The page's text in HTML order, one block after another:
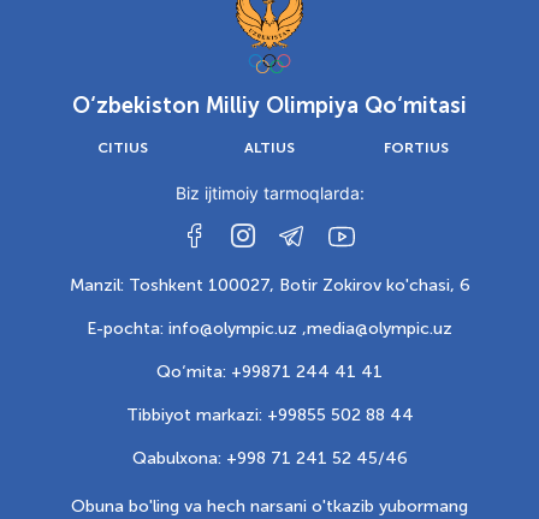
O‘zbekiston Milliy Olimpiya Qo‘mitasi
CITIUS ALTIUS FORTIUS
Biz ijtimoiy tarmoqlarda:
Manzil: Toshkent 100027, Botir Zokirov ko'chasi, 6
E-pochta: info@olympic.uz ,media@olympic.uz
Qo‘mita: +99871 244 41 41
Tibbiyot markazi: +99855 502 88 44
Qabulxona: +998 71 241 52 45/46
Obuna bo'ling va hech narsani o'tkazib yubormang